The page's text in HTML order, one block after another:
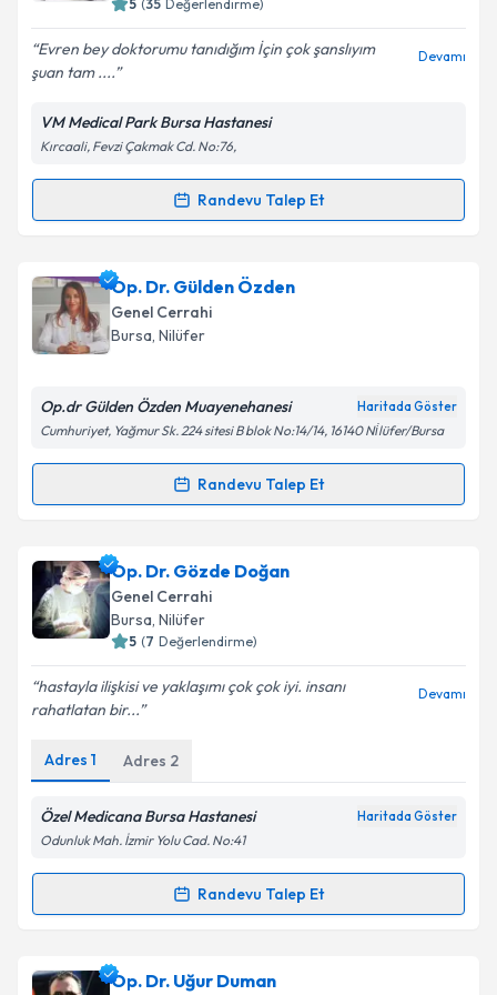
Kişisel verilerimin işlenmesine ilişkin
Metni'ni okudum ve kişisel verilerimin belirtilen
kapsamda işlenmesini kabul ediyorum.
5 (35 Değerlendirme)
Evren bey doktorumu tanıdığım İçin çok şanslıyım
şuan tam ....
Devamı
VM Medical Park Bursa Hastanesi
Kırcaali, Fevzi Çakmak Cd. No:76,
Randevu Talep Et
Randevu Takvimi Talebi
Prof. Dr. Evren Dilektaşlıiçin randevu takvimi talebi
oluşturun. Size bu uzmandan randevu almanız için bir
takvim hazırlandığında e-posta ile bilgilendireceğiz.
Kişisel verilerimin işlenmesine ilişkin
Metni'ni okudum ve kişisel verilerimin belirtilen
Takvim Talebini Gönder
Op. Dr. Gülden Özden
Genel Cerrahi
Bursa, Nilüfer
Op.dr Gülden Özden Muayenehanesi Haritada Göster
Cumhuriyet, Yağmur Sk. 224 sitesi B blok No:14/14, 16140 Ni̇lüfer/Bursa
Randevu Talep Et
Randevu Takvimi Talebi
Op. Dr. Gülden Özdeniçin randevu takvimi talebi
oluşturun. Size bu uzmandan randevu almanız için bir
takvim hazırlandığında e-posta ile bilgilendireceğiz.
Kişisel verilerimin işlenmesine ilişkin
Metni'ni okudum ve kişisel verilerimin belirtilen
kapsamda işlenmesini kabul ediyorum.
Takvim Talebini Gönder
Op. Dr. Gözde Doğan
Genel Cerrahi
Bursa, Nilüfer
5 (7 Değerlendirme)
hastayla ilişkisi ve yaklaşımı çok çok iyi. insanı
rahatlatan bir...
Devamı
Adres 1 Adres 2
Özel Medicana Bursa Hastanesi Haritada Göster
Odunluk Mah. İzmir Yolu Cad. No:41
Randevu Talep Et
Randevu Takvimi Talebi
Op. Dr. Gözde Doğaniçin randevu takvimi talebi
Op. Dr. Uğur Duman